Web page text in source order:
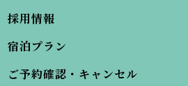
採用情報
宿泊プラン
ご予約確認・キャンセル